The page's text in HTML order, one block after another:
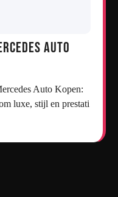
auto
luxe, stijl en prestati